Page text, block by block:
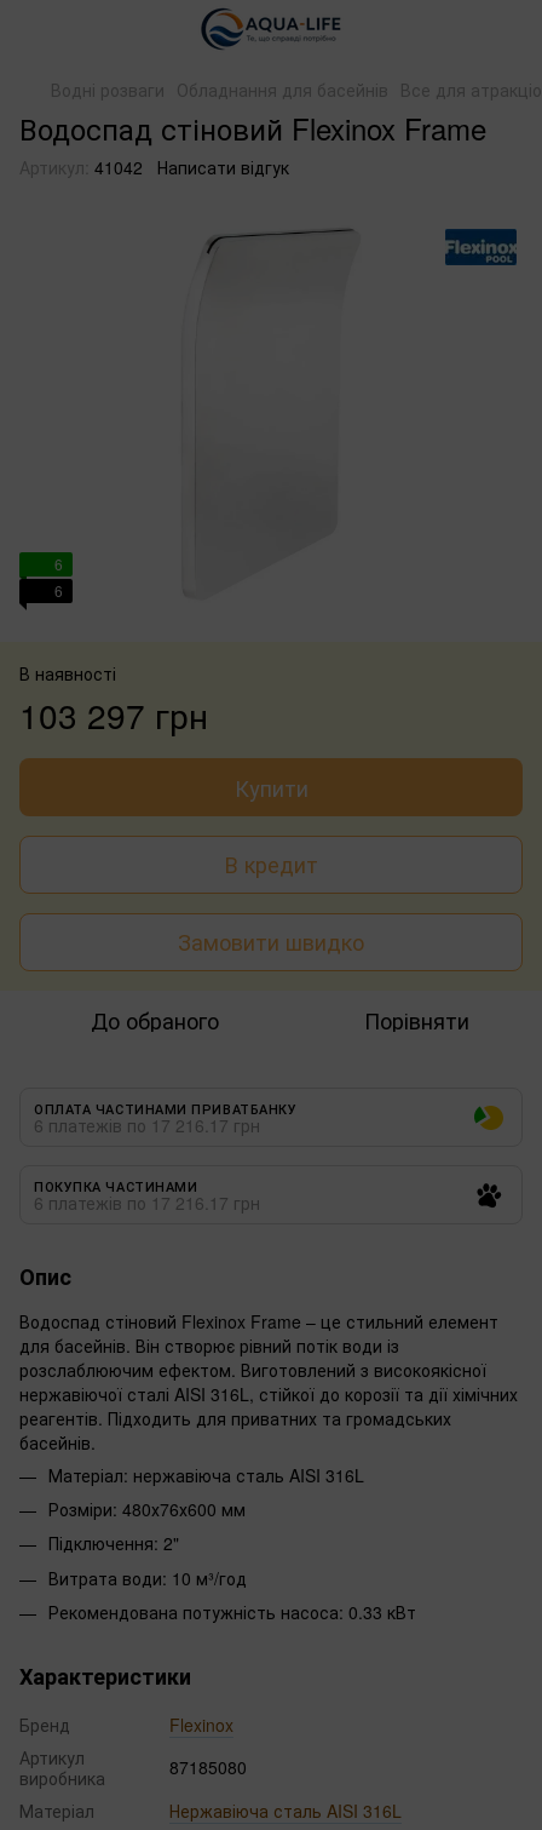
Водні розваги Обладнання для басейнів Все для
Водоспад стіновий Flexinox Frame
Артикул: 41042 Написати відгук
6
6
В наявності
103 297 грн
Купити
В кредит
Замовити швидко
До обраного Порівняти
ОПЛАТА ЧАСТИНАМИ ПРИВАТБАНКУ
6 платежів по 17 216.17 грн
ПОКУПКА ЧАСТИНАМИ
6 платежів по 17 216.17 грн
Опис
Водоспад стіновий Flexinox Frame – це стильний елемент
для басейнів. Він створює рівний потік води із
розслаблюючим ефектом. Виготовлений з високоякісної
нержавіючої сталі AISI 316L, стійкої до корозії та дії хімічних
реагентів. Підходить для приватних та громадських
басейнів.
Матеріал: нержавіюча сталь AISI 316L
Розміри: 480х76х600 мм
Підключення: 2"
Витрата води: 10 м³/год
Рекомендована потужність насоса: 0.33 кВт
Характеристики
Бренд
Flexinox
Артикул
виробника
87185080
Матеріал
Нержавіюча сталь AISI 316L